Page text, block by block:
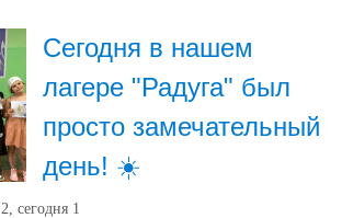
Сегодня в нашем
лагере "Радуга" был
просто замечательный
день! ☀️
2, сегодня 1